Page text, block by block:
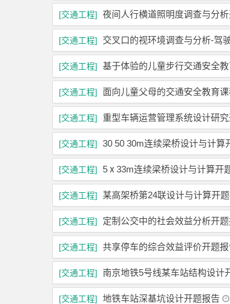
[交通工程] 夜间人行横道照明度调查与分
[交通工程] 交叉口的视环境调查与分析-驾
[交通工程] 基于体验的儿童步行交通安全
[交通工程] 面向儿童父母的交通安全教育
[交通工程] 重型车辆运营管理系统设计研
[交通工程] 30 50 30m连续梁桥设计与计算
[交通工程] 5ⅹ33m连续梁桥设计与计算开
[交通工程] 某高架桥第24联设计与计算开
[交通工程] 定制公交中的社会效益分析开
[交通工程] 共享停车的综合效益评价开题报
[交通工程] 南京地铁5号线某车站结构设计
[交通工程] 地铁车站深基坑设计开题报告